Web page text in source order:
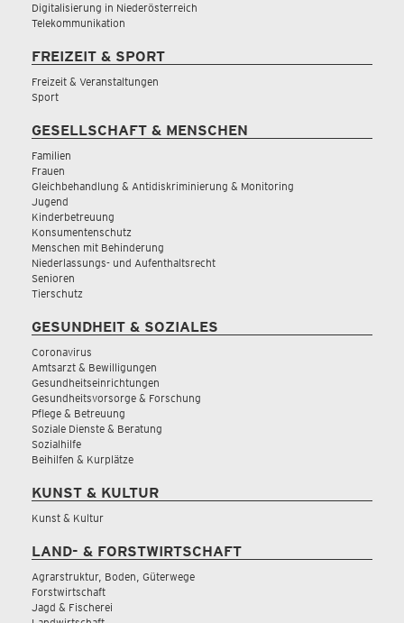
Digitalisierung in Niederösterreich
Telekommunikation
FREIZEIT & SPORT
Freizeit & Veranstaltungen
Sport
GESELLSCHAFT & MENSCHEN
Familien
Frauen
Gleichbehandlung & Antidiskriminierung & Monitoring
Jugend
Kinderbetreuung
Konsumentenschutz
Menschen mit Behinderung
Niederlassungs- und Aufenthaltsrecht
Senioren
Tierschutz
GESUNDHEIT & SOZIALES
Coronavirus
Amtsarzt & Bewilligungen
Gesundheitseinrichtungen
Gesundheitsvorsorge & Forschung
Pflege & Betreuung
Soziale Dienste & Beratung
Sozialhilfe
Beihilfen & Kurplätze
KUNST & KULTUR
Kunst & Kultur
LAND- & FORSTWIRTSCHAFT
Agrarstruktur, Boden, Güterwege
Forstwirtschaft
Jagd & Fischerei